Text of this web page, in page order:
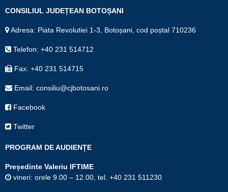
CONSILIUL JUDEȚEAN BOTOȘANI
Adresa: Piata Revolutiei 1-3, Botoșani, cod poștal 710236
Telefon: +40 231 514712
Fax: +40 231 514715
Email: consiliu@cjbotosani.ro
Facebook
Twitter
PROGRAM DE AUDIENȚE
Președinte Valeriu IFTIME
vineri: orele 9.00 – 12.00, tel. +40 231 511230